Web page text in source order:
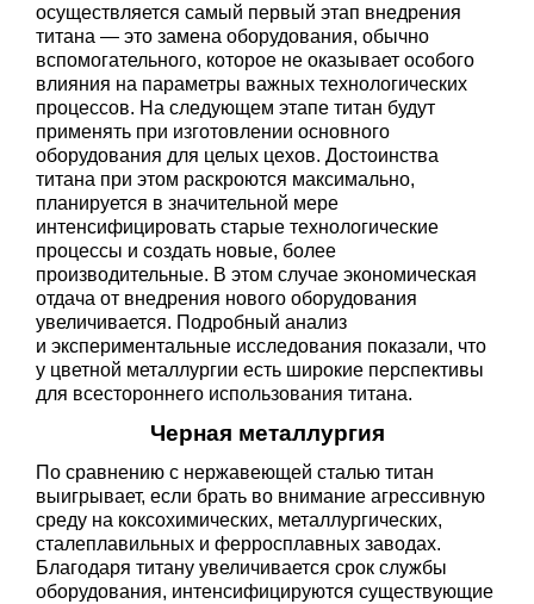
осуществляется самый первый этап внедрения
титана — это замена оборудования, обычно
вспомогательного, которое не оказывает особого
влияния на параметры важных технологических
процессов. На следующем этапе титан будут
применять при изготовлении основного
оборудования для целых цехов. Достоинства
титана при этом раскроются максимально,
планируется в значительной мере
интенсифицировать старые технологические
процессы и создать новые, более
производительные. В этом случае экономическая
отдача от внедрения нового оборудования
увеличивается. Подробный анализ
и экспериментальные исследования показали, что
у цветной металлургии есть широкие перспективы
для всестороннего использования титана.
Черная металлургия
По сравнению с нержавеющей сталью титан
выигрывает, если брать во внимание агрессивную
среду на коксохимических, металлургических,
сталеплавильных и ферросплавных заводах.
Благодаря титану увеличивается срок службы
оборудования, интенсифицируются существующие